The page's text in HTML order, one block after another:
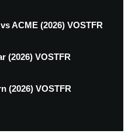
ACME (2026) VOSTFR
(2026) VOSTFR
(2026) VOSTFR